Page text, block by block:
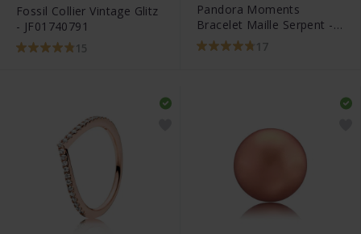
Fossil Collier Vintage Glitz
- JF01740791
15
Pandora Moments
Bracelet Maille Serpent -
580728
17